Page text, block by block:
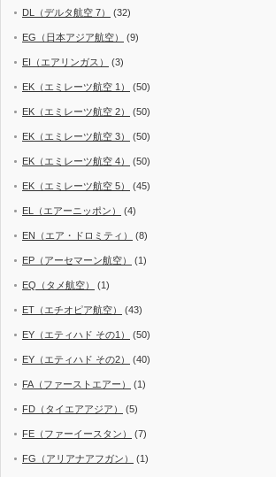
DL（デルタ航空 7） (32)
EG（日本アジア航空） (9)
EI（エアリンガス） (3)
EK（エミレーツ航空 1） (50)
EK（エミレーツ航空 2） (50)
EK（エミレーツ航空 3） (50)
EK（エミレーツ航空 4） (50)
EK（エミレーツ航空 5） (45)
EL（エアーニッポン） (4)
EN（エア・ドロミティ） (8)
EP（アーセマーン航空） (1)
EQ（タメ航空） (1)
ET（エチオピア航空） (43)
EY（エティハド その1） (50)
EY（エティハド その2） (40)
FA（ファーストエアー） (1)
FD（タイエアアジア） (5)
FE（ファーイースタン） (7)
FG（アリアナアフガン） (1)